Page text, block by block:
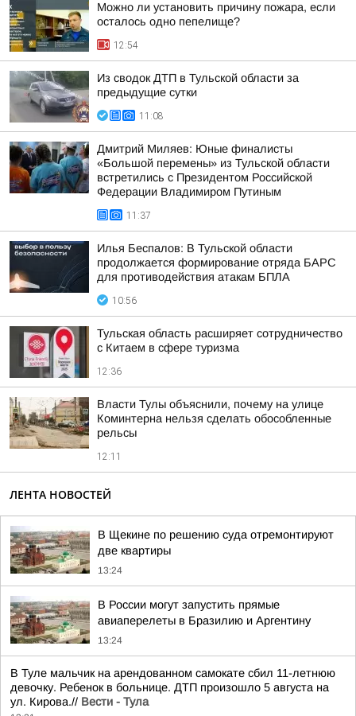
Можно ли установить причину пожара, если
осталось одно пепелище?
12:54
Из сводок ДТП в Тульской области за
предыдущие сутки
11:08
Дмитрий Миляев: Юные финалисты
«Большой перемены» из Тульской области
встретились с Президентом Российской
Федерации Владимиром Путиным
11:37
Илья Беспалов: В Тульской области
продолжается формирование отряда БАРС
для противодействия атакам БПЛА
10:56
Тульская область расширяет сотрудничество
с Китаем в сфере туризма
12:36
Власти Тулы объяснили, почему на улице
Коминтерна нельзя сделать обособленные
рельсы
12:11
ЛЕНТА НОВОСТЕЙ
В Щекине по решению суда отремонтируют
две квартиры
13:24
В России могут запустить прямые
авиаперелеты в Бразилию и Аргентину
13:24
В Туле мальчик на арендованном самокате сбил 11-летнюю
девочку. Ребенок в больнице. ДТП произошло 5 августа на
ул. Кирова.// Вести - Тула